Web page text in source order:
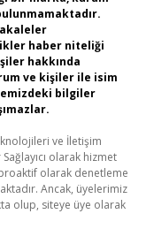
haber niteliği
hakkında
ve kişiler ile isim
bilgiler
ve İletişim
olarak hizmet
olarak denetleme
Ancak, üyelerimiz
olup, siteye üye olarak